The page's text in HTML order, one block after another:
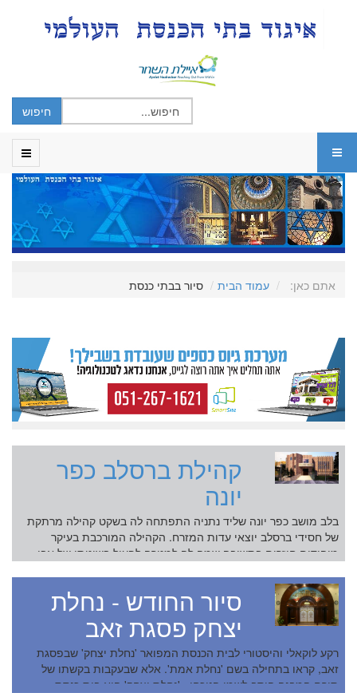
אתם כאן: עמוד הבית סיור בבתי כנסת
קהילת ברסלב כפר
יונה
בלב מושב כפר יונה שליד נתניה התפתחה לה בשקט קהילה מרתקת
של חסידי ברסלב יוצאי עדות המזרח. הקהילה המורכבת בעיקר
מיהודים חוזרים בתשובה שמה לה למטרה לפעול בשיטתו של אבי
סיור החודש - נחלת
יצחק פסגת זאב
רקע לוקאלי והיסטורי לבית הכנסת המפואר 'נחלת יצחק' שבפסגת
זאב, קראו בתחילה בשם 'נחלת אמת'. אלא שבעקבות בקשתו של
תורם המבנה הוסב לשמו הנוכחי. 'נחלת יצחק' הוא בית כנסת